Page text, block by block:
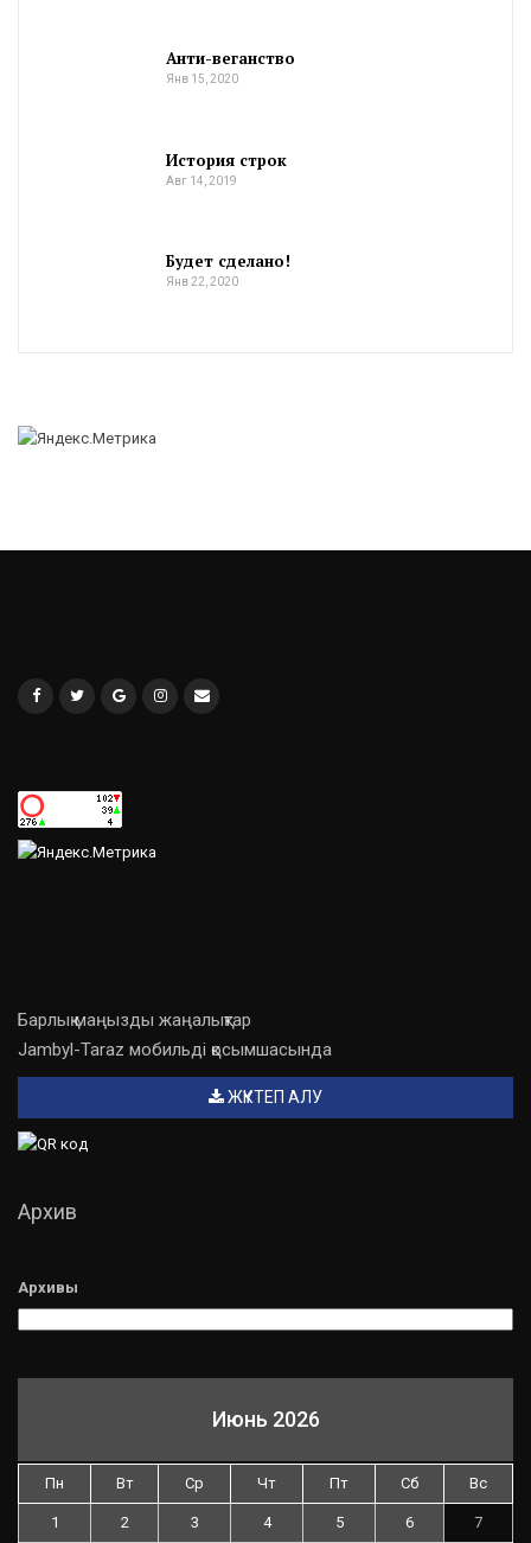
Анти-веганство
Янв 15, 2020
История строк
Авг 14, 2019
Будет сделано!
Янв 22, 2020
Барлық маңызды жаңалықтар
Jambyl-Taraz мобильді қосымшасында
ЖҮКТЕП АЛУ
Архив
Архивы
Июнь 2026
Пн Вт Ср Чт Пт Сб Вс
1 2 3 4 5 6 7